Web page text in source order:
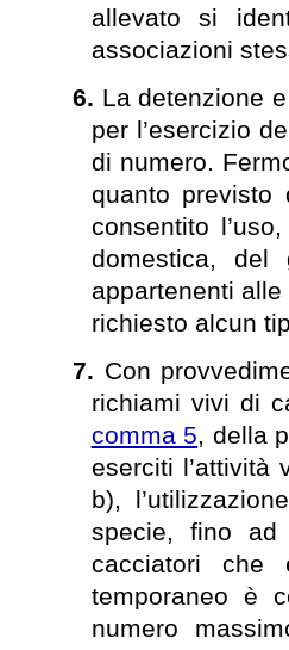
allevato si
associazioni
6. La detenzione
per l’esercizio
di numero.
quanto previsto
consentito
domestica, del
appartenenti
richiesto alcun
7. Con
richiami vivi di
comma 5, della
eserciti l’attività
b),
specie, fino ad
cacciatori che
temporaneo è
numero